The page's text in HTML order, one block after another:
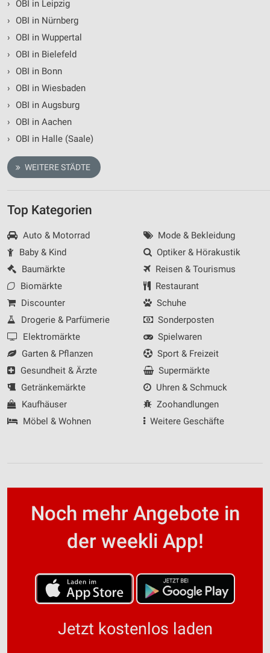
›
OBI in Leipzig
›
OBI in Nürnberg
›
OBI in Wuppertal
›
OBI in Bielefeld
›
OBI in Bonn
›
OBI in Wiesbaden
›
OBI in Augsburg
›
OBI in Aachen
›
OBI in Halle (Saale)
WEITERE STÄDTE
Top Kategorien
Auto & Motorrad
Baby & Kind
Baumärkte
Biomärkte
Discounter
Drogerie & Parfümerie
Elektromärkte
Garten & Pflanzen
Gesundheit & Ärzte
Getränkemärkte
Kaufhäuser
Möbel & Wohnen
Mode & Bekleidung
Optiker & Hörakustik
Reisen & Tourismus
Restaurant
Schuhe
Sonderposten
Spielwaren
Sport & Freizeit
Supermärkte
Uhren & Schmuck
Zoohandlungen
Weitere Geschäfte
Noch mehr Angebote in
der weekli App!
Jetzt kostenlos laden